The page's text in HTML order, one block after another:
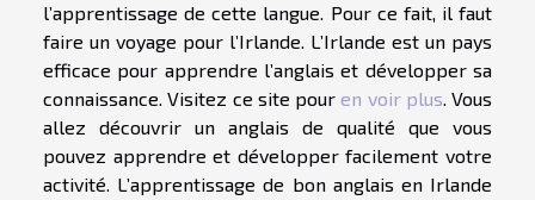
l’apprentissage de cette langue. Pour ce fait, il faut
faire un voyage pour l’Irlande. L’Irlande est un pays
efficace pour apprendre l’anglais et développer sa
connaissance. Visitez ce site pouren voir plus. Vous
allez découvrir un anglais de qualité que vous
pouvez apprendre et développer facilement votre
activité. L’apprentissage de bon anglais en Irlande